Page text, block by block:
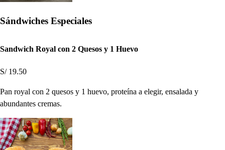
Sándwiches Especiales
Sandwich Royal con 2 Quesos y 1 Huevo
S/ 19.50
Pan royal con 2 quesos y 1 huevo, proteína a elegir, ensalada y
abundantes cremas.